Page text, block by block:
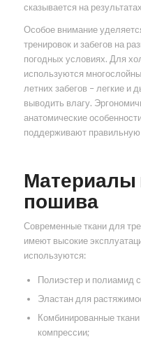
сказывается на
Особое внимание
тренировок и забегов на
погодных условиях. Для
используются
летних забегов – легкие
выводить влагу.
анатомические
поддерживают
Материалы
пошива
Современные ткани для
имеют высокие
используются:
Полиэстер и полиамид
Эластан для
Комбинированные
компрессии;